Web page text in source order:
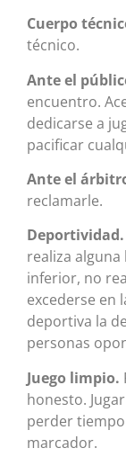
Cuerpo
técnico.
Ante el
encuentro.
dedicarse a
pacificar
Ante el
reclamarle.
Deportividad.
realiza alguna
inferior, no
excederse en
deportiva la
personas
Juego limpio.
honesto.
perder
marcador.